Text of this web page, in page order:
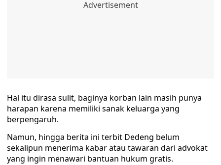
Hal itu dirasa sulit, baginya korban lain masih punya
harapan karena memiliki sanak keluarga yang
berpengaruh.
Namun, hingga berita ini terbit Dedeng belum
sekalipun menerima kabar atau tawaran dari advokat
yang ingin menawari bantuan hukum gratis.